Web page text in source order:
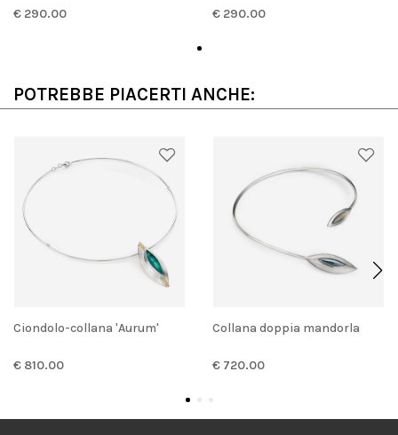
€ 290.00
€ 290.00
POTREBBE PIACERTI ANCHE:
Ciondolo-collana 'Aurum'
€ 810.00
Collana doppia mandorla
€ 720.00